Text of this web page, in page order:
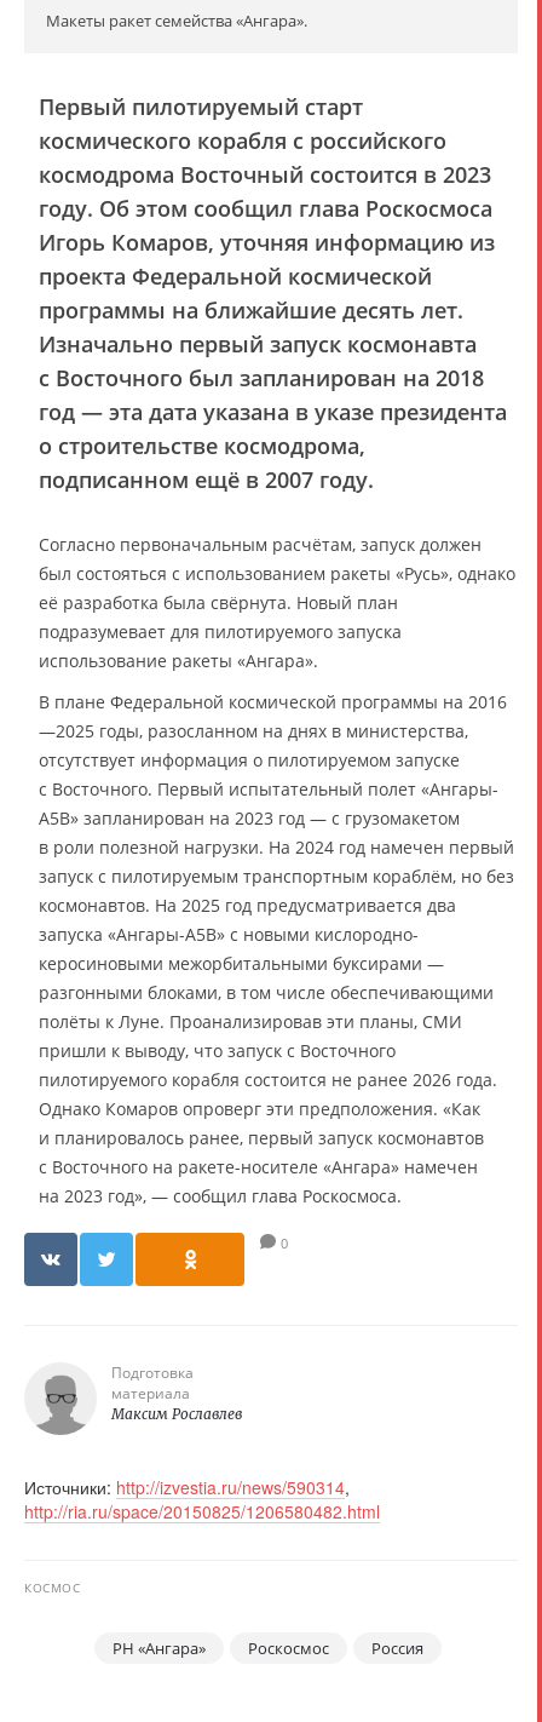
Макеты ракет семейства «Ангара».
Первый пилотируемый старт
космического корабля с российского
космодрома Восточный состоится в 2023
году. Об этом сообщил глава Роскосмоса
Игорь Комаров, уточняя информацию из
проекта Федеральной космической
программы на ближайшие десять лет.
Изначально первый запуск космонавта
с Восточного был запланирован на 2018
год — эта дата указана в указе президента
о строительстве космодрома,
подписанном ещё в 2007 году.
Согласно первоначальным расчётам, запуск должен
был состояться с использованием ракеты «Русь», однако
её разработка была свёрнута. Новый план
подразумевает для пилотируемого запуска
использование ракеты «Ангара».
В плане Федеральной космической программы на 2016
—2025 годы, разосланном на днях в министерства,
отсутствует информация о пилотируемом запуске
с Восточного. Первый испытательный полет «Ангары-
А5В» запланирован на 2023 год — с грузомакетом
в роли полезной нагрузки. На 2024 год намечен первый
запуск с пилотируемым транспортным кораблём, но без
космонавтов. На 2025 год предусматривается два
запуска «Ангары-А5В» с новыми кислородно-
керосиновыми межорбитальными буксирами —
разгонными блоками, в том числе обеспечивающими
полёты к Луне. Проанализировав эти планы, СМИ
пришли к выводу, что запуск с Восточного
пилотируемого корабля состоится не ранее 2026 года.
Однако Комаров опроверг эти предположения. «Как
и планировалось ранее, первый запуск космонавтов
с Восточного на ракете-носителе «Ангара» намечен
на 2023 год», — сообщил глава Роскосмоса.
0
Подготовка
материала
Максим Рославлев
Источники: http://izvestia.ru/news/590314,
http://ria.ru/space/20150825/1206580482.html
КОСМОС
РН «Ангара» Роскосмос Россия